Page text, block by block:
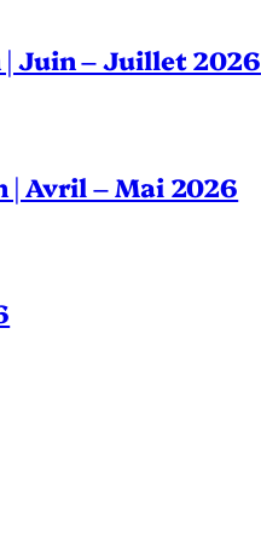
Juin – Juillet 2026
Avril – Mai 2026